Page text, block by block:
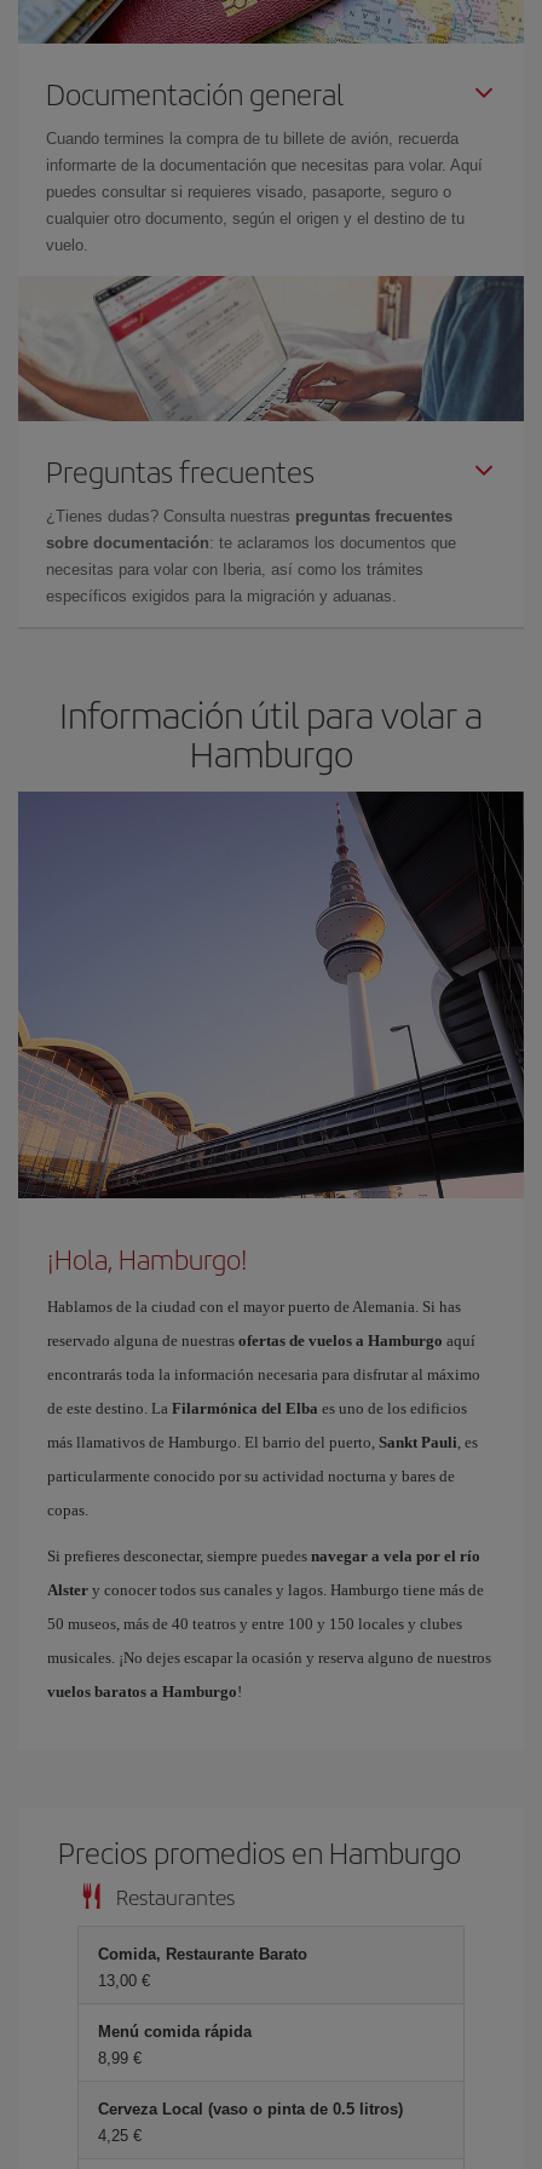
Documentación general
Cuando termines la compra de tu billete de avión, recuerda
informarte de la documentación que necesitas para volar. Aquí
puedes consultar si requieres visado, pasaporte, seguro o
cualquier otro documento, según el origen y el destino de tu
vuelo.
Preguntas frecuentes
¿Tienes dudas? Consulta nuestras preguntas frecuentes
sobre documentación: te aclaramos los documentos que
necesitas para volar con Iberia, así como los trámites
específicos exigidos para la migración y aduanas.
Información útil para volar a
Hamburgo
¡Hola, Hamburgo!
Hablamos de la ciudad con el mayor puerto de Alemania. Si has
reservado alguna de nuestras ofertas de vuelos a Hamburgo aquí
encontrarás toda la información necesaria para disfrutar al máximo
de este destino. La Filarmónica del Elba es uno de los edificios
más llamativos de Hamburgo. El barrio del puerto, Sankt Pauli, es
particularmente conocido por su actividad nocturna y bares de
copas.
Si prefieres desconectar, siempre puedes navegar a vela por el río
Alster y conocer todos sus canales y lagos. Hamburgo tiene más de
50 museos, más de 40 teatros y entre 100 y 150 locales y clubes
musicales. ¡No dejes escapar la ocasión y reserva alguno de nuestros
vuelos baratos a Hamburgo!
Precios promedios en Hamburgo
Restaurantes
Comida, Restaurante Barato
13,00 €
Menú comida rápida
8,99 €
Cerveza Local (vaso o pinta de 0.5 litros)
4,25 €